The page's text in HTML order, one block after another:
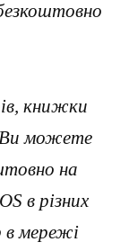
книжки
Ви можете
на
в різних
мережі